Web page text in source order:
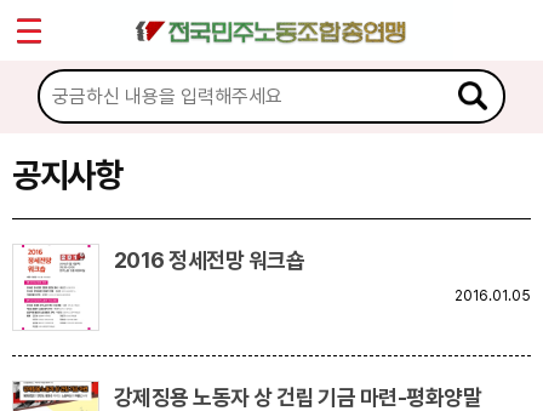
공지사항
2016 정세전망 워크숍
2016.01.05
강제징용 노동자 상 건립 기금 마련-평화양말
마이페이지
소개
소식
공지사항
성명·보도
기타 공고
노동상담
Sketchbook5, 스케치북5
Sketchbook5, 스케치북5